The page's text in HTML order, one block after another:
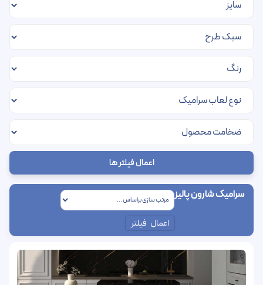
اعمال فیلتر ها
سرامیک شارون پالیز
اعمال فیلتر